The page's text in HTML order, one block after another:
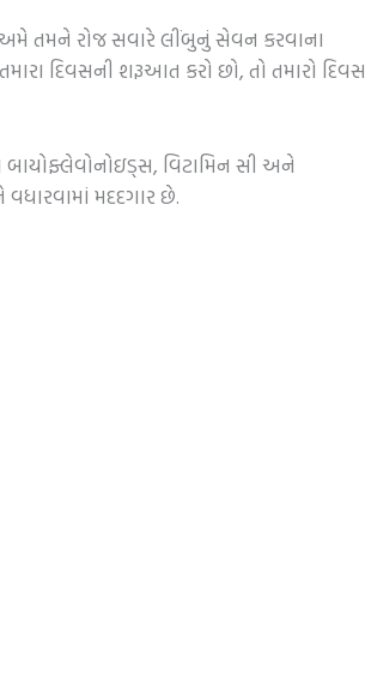
તમને રોજ સવારે લીંબુનું સેવન કરવાના
દિવસની શરૂઆત કરો છો, તો તમારો દિવસ
વિટામિન સી અને
મદદગાર છે.